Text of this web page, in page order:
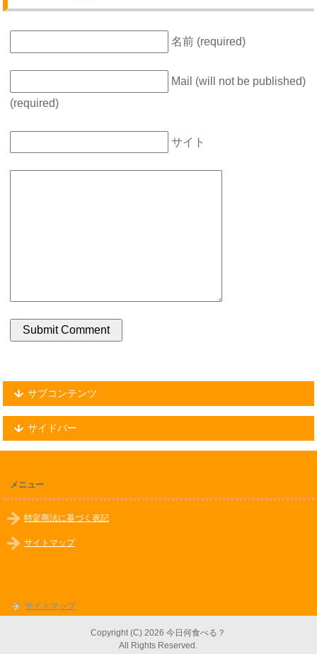
名前 (required)
Mail (will not be published)
(required)
サイト
サブコンテンツ
サイドバー
メニュー
特定商法に基づく表記
サイトマップ
サイトマップ
Copyright (C) 2026 今日何食べる？
All Rights Reserved.